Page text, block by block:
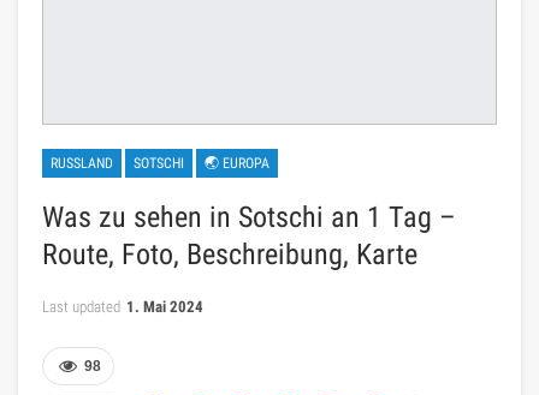
RUSSLAND SOTSCHI 🌏 EUROPA
Was zu sehen in Sotschi an 1 Tag –
Route, Foto, Beschreibung, Karte
Last updated 1. Mai 2024
98